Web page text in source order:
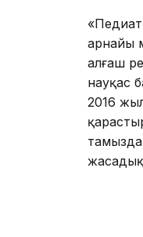
арнайы
алғаш
науқас
2016
тамызда